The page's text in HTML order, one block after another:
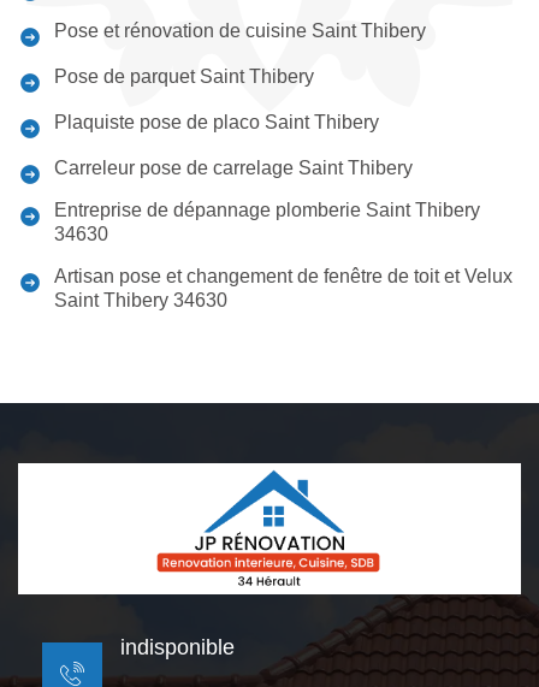
Pose et rénovation de cuisine Saint Thibery
Pose de parquet Saint Thibery
Plaquiste pose de placo Saint Thibery
Carreleur pose de carrelage Saint Thibery
Entreprise de dépannage plomberie Saint Thibery
34630
Artisan pose et changement de fenêtre de toit et Velux
Saint Thibery 34630
indisponible